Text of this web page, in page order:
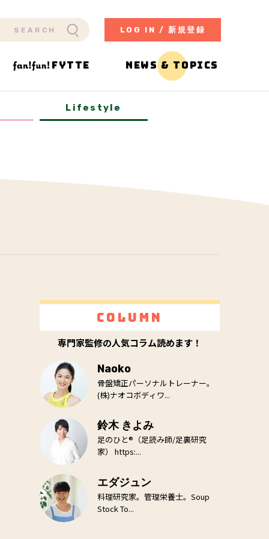
LOG IN / 新規登録
FYTTE NEWS & TOPICS
Lifestyle
Column
専門家監修の人気コラム読めます！
Naoko
骨盤矯正パーソナルトレーナー。
(株)ナオコボディワ...
鈴木 きよみ
足のひと®（足読み師/足裏研究
家） https:...
エダジュン
料理研究家。管理栄養士。Soup
Stock To...